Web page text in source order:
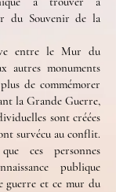
du Souvenir de la
entre le Mur du
autres monuments
de commémorer
la Grande Guerre,
sont créées
survécu au conflit.
ces personnes
publique
guerre et ce mur du